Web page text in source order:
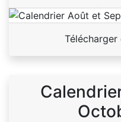
Télécharger